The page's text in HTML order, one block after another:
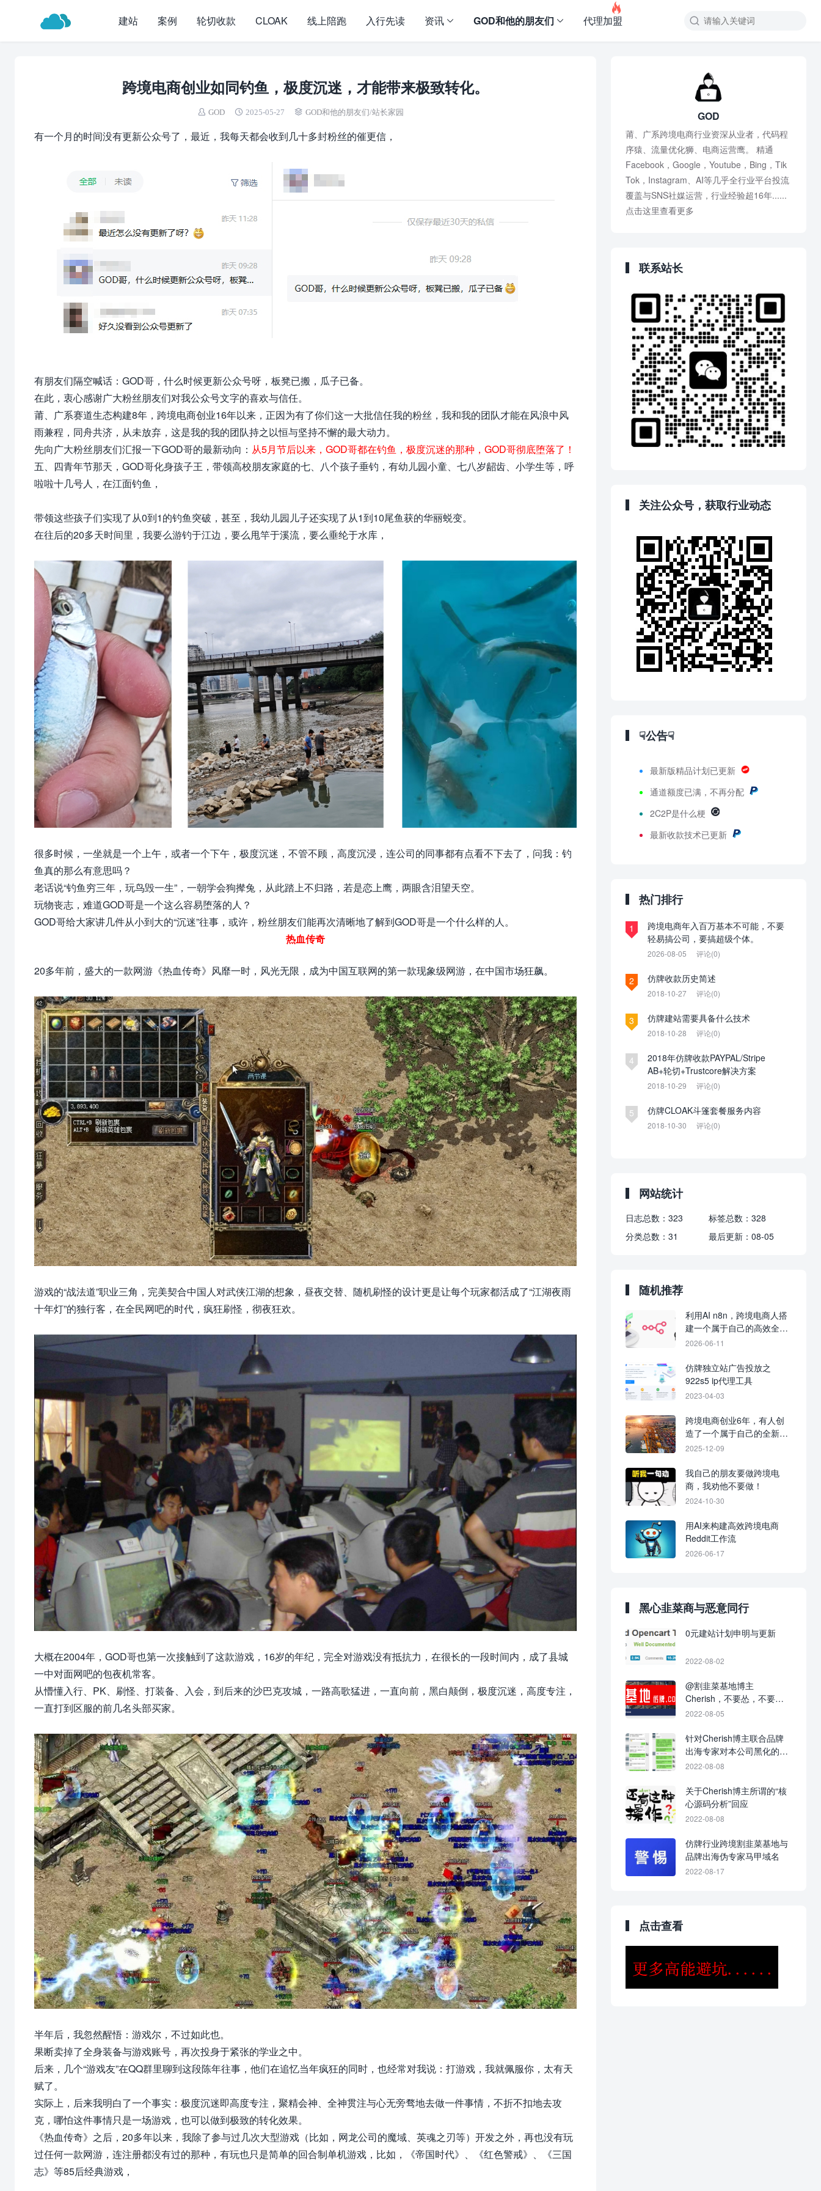
建站 案例 轮切收款 CLOAK 线上陪跑 入行先读 资讯 GOD和他的朋友们 代理加盟

跨境电商创业如同钓鱼，极度沉迷，才能带来极致转化。
GOD 2025-05-27 GOD和他的朋友们/站长家园
有一个月的时间没有更新公众号了，最近，我每天都会收到几十多封粉丝的催更信，
有朋友们隔空喊话：GOD哥，什么时候更新公众号呀，板凳已搬，瓜子已备。
在此，衷心感谢广大粉丝朋友们对我公众号文字的喜欢与信任。
莆、广系赛道生态构建8年， 跨境电商创业16年以来，正因为有了你们这一大批信任我的粉丝，我和我的团队才能在风浪中风
雨兼程，同舟共济，从未放弃，这是我的我的团队持之以恒与坚持不懈的最大动力。
先向广大粉丝朋友们汇报一下GOD哥的最新动向： 从5月节后以来，GOD哥都在钓鱼，极度沉迷的那种，GOD哥彻底堕落了！
五、四青年节那天，GOD哥化身孩子王，带领高校朋友家庭的七、八个孩子垂钓，有幼儿园小童、七八岁龆齿、小学生等，呼
啦啦十几号人，在江面钓鱼，
带领这些孩子们实现了从0到1的钓鱼突破，甚至，我幼儿园儿子还实现了从1到10尾鱼获的华丽蜕变。
在往后的20多天时间里，我要么游钓于江边，要么甩竿于溪流，要么垂纶于水库，
很多时候，一坐就是一个上午，或者一个下午，极度沉迷，不管不顾， 高度沉浸，连公司的同事都有点看不下去了，问我：钓
鱼真的那么有意思吗？
老话说“钓鱼穷三年，玩鸟毁一生”， 一朝学会狗撵兔，从此踏上不归路，若是恋上鹰，两眼含泪望天空。
玩物丧志，难道GOD哥是一个这么容易堕落的人？
GOD哥给大家讲几件从小到大的“沉迷”往事，或许，粉丝朋友们能再次清晰地了解到GOD哥是一个什么样的人。
热血传奇
20多年前，盛大的一款网游《热血传奇》风靡一时，风光无限，成为中国互联网的第一款现象级网游，在中国市场狂飙。
游戏的“战法道”职业三角，完美契合中国人对武侠江湖的想象，昼夜交替、随机刷怪的设计更是让每个玩家都活成了“江湖夜雨
十年灯”的独行客‌，在全民网吧的时代，疯狂刷怪，彻夜狂欢。
大概在2004年，GOD哥也第一次接触到了这款游戏，16岁的年纪，完全对游戏没有抵抗力，在很长的一段时间内，成了县城
一中对面网吧的包夜机常客。
从懵懂入行、PK、刷怪、打装备、入会，到后来的沙巴克攻城，一路高歌猛进，一直向前 ，黑白颠倒，极度沉迷，高度专注，
一直打到区服的前几名头部买家。
半年后，我忽然醒悟：游戏尔，不过如此也。
果断卖掉了全身装备与游戏账号，再次投身于紧张的学业之中。
后来，几个“游戏友”在QQ群里聊到这段陈年往事，他们在追忆当年疯狂的同时，也经常对我说：打游戏，我就佩服你，太有天
赋了。
实际上，后来我明白了一个事实：极度沉迷即高度专注，聚精会神、全神贯注与心无旁骛地去做一件事情，不折不扣地去攻
克，哪怕这件事情只是一场游戏，也可以做到极致的转化效果。
《热血传奇》之后，20多年以来，我除了参与过几次大型游戏（比如，网龙公司的魔域、英魂之刃等） 开发之外，再也没有玩
过任何一款网游，连注册都没有过的那种，有玩也只是简单的回合制单机游戏，比如，《帝国时代》、《红色警戒》、《三国
志》等85后经典游戏，
GOD
莆、广系跨境电商行业资深从业者，代码程
序猿、流量优化狮、电商运营鹰。 精通
Facebook，Google，Youtube，Bing，Tik
Tok，Instagram、AI等几乎全行业平台投流
覆盖与SNS社媒运营，行业经验超16年......
点击这里查看更多
联系站长
关注公众号，获取行业动态
☟公告☟
最新版精品计划已更新
通道额度已满，不再分配
2C2P是什么梗
最新收款技术已更新
热门排行
1
跨境电商年入百万基本不可能，不要
轻易搞公司，要搞超级个体。
2026-08-05 评论(0)
2 仿牌收款历史简述
2018-10-27 评论(0)
3 仿牌建站需要具备什么技术
2018-10-28 评论(0)
4
2018年仿牌收款PAYPAL/Stripe
AB+轮切+Trustcore解决方案
2018-10-29 评论(0)
5 仿牌CLOAK斗篷套餐服务内容
2018-10-30 评论(0)
网站统计
日志总数： 323 标签总数： 328
分类总数： 31 最后更新： 08-05
随机推荐
利用AI n8n，跨境电商人搭
建一个属于自己的高效全自
动telegram群发系统。
2026-06-11
仿牌独立站广告投放之
922s5 ip代理工具
2023-04-03
跨境电商创业6年，有人创
造了一个属于自己的全新时
代。
2025-12-09
我自己的朋友要做跨境电
商，我劝他不要做！
2024-10-30
用AI来构建高效跨境电商
Reddit工作流
2026-06-17
黑心韭菜商与恶意同行
0元建站计划申明与更新
2022-08-02
@割韭菜基地博主
Cherish，不要怂，不要不
回应，不要当缩头乌龟！
2022-08-05
针对Cherish博主联合品牌
出海专家对本公司黑化的战
争进展图
2022-08-08
关于Cherish博主所谓的“核
心源码分析”回应
2022-08-08
仿牌行业跨境割韭菜基地与
品牌出海伪专家马甲域名
2022-08-17
点击查看